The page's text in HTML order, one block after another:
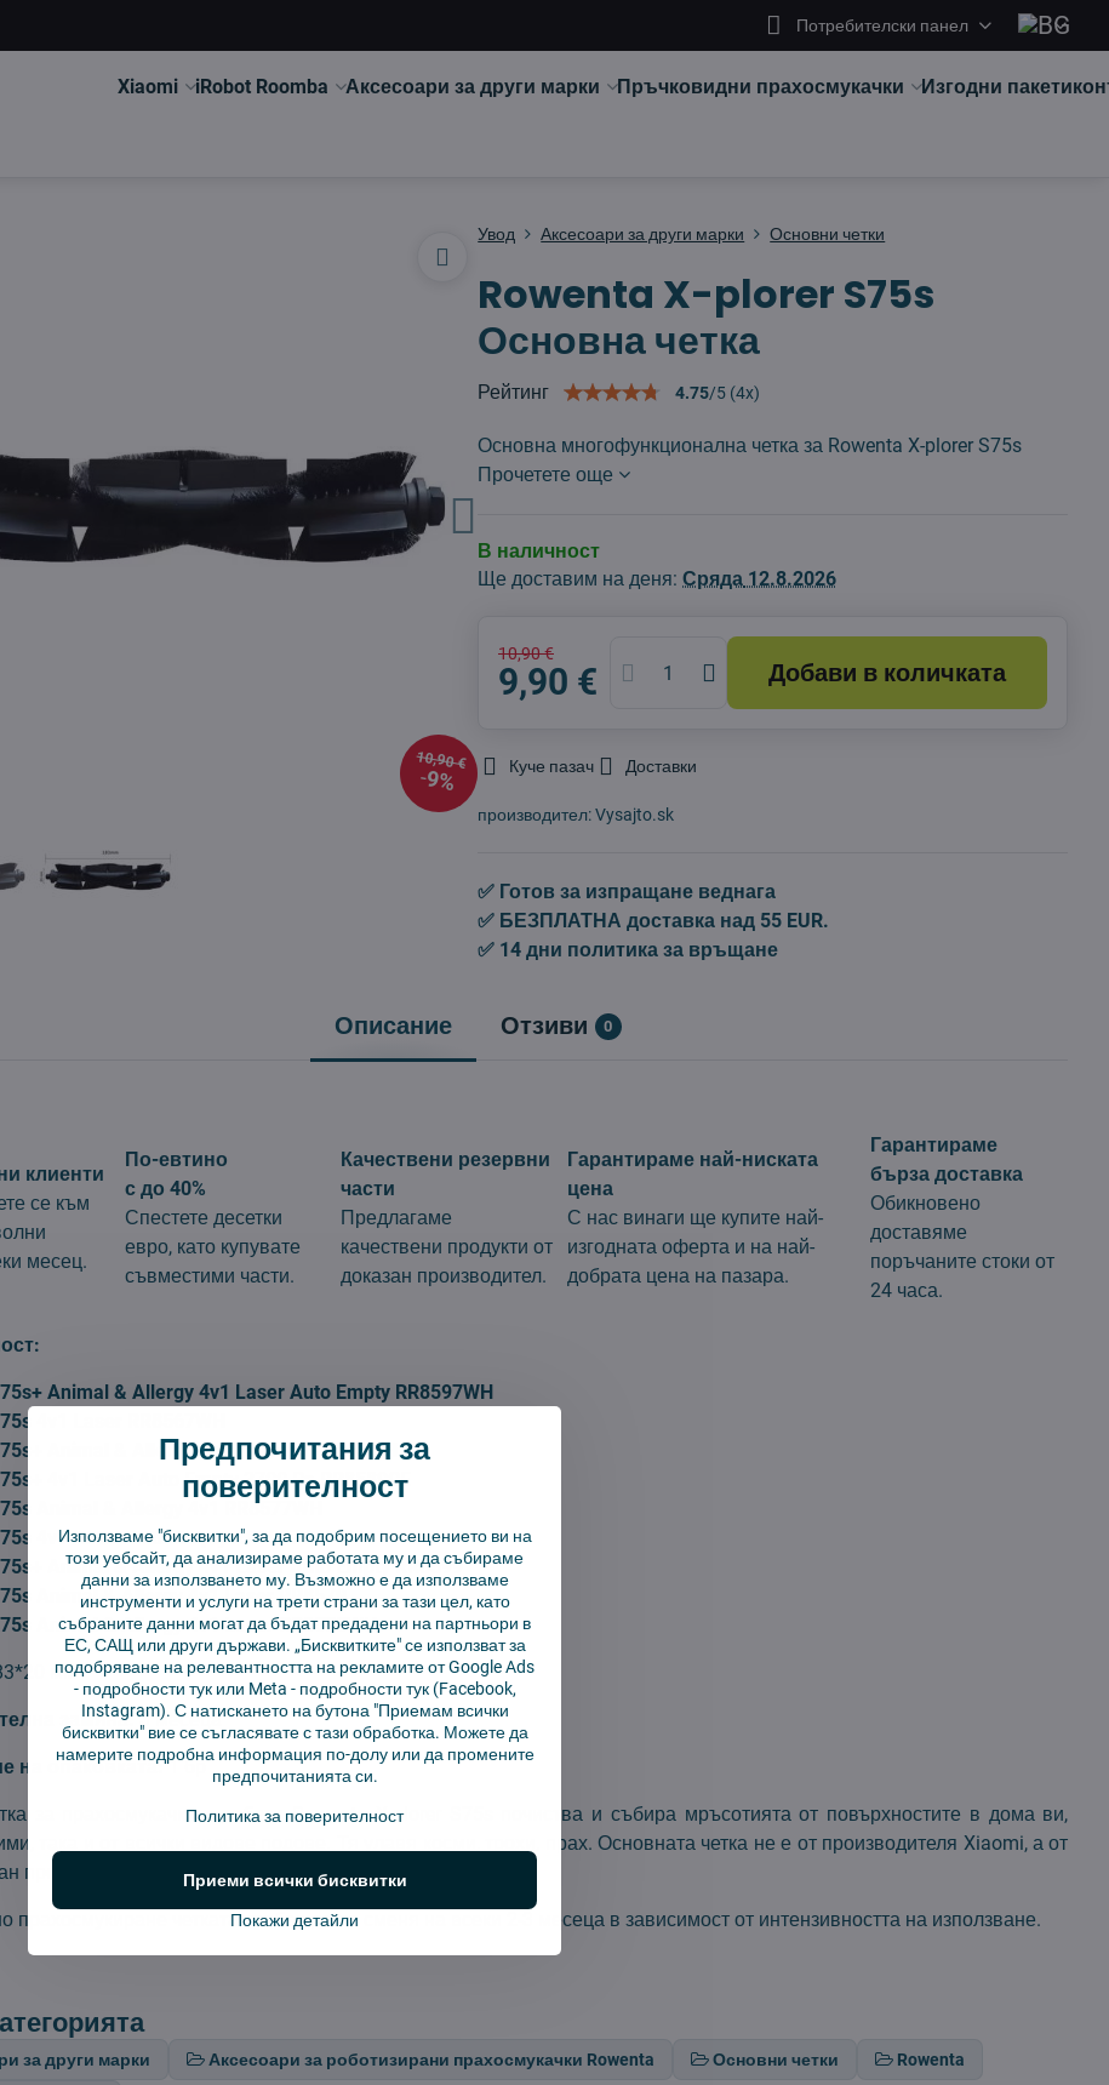
Потребителски панел
Xiaomi iRobot Roomba Аксесоари за други марки Пръчковидни прахосмукачки Изгодни пакети
10,90 €
9%
Увод Аксесоари за други марки Основни четки
Rowenta X-plorer S75s
Основна четка
Рейтинг 4.75/5 (4x)
Основна многофункционална четка за Rowenta X-plorer S75s
Прочетете още
В наличност
Ще доставим на деня:Сряда 12.8.2026
10,90 €
9,90 € Добави в количката
Куче пазач Доставки
производител:Vysajto.sk
✅ Готов за изпращане веднага
✅ БЕЗПЛАТНА доставка над 55 EUR.
✅ 14 дни политика за връщане
Описание Отзиви 0
клиенти
се към
месец.
По-евтино
с до 40%
Спестете десетки
евро, като купувате
съвместими части.
Качествени резервни
части
Предлагаме
качествени продукти от
доказан производител.
Гарантираме най-ниската
цена
С нас винаги ще купите най-
изгодната оферта и на най-
добрата цена на пазара.
Гарантираме
бърза доставка
Обикновено
доставяме
поръчаните стоки от
24 часа.
Animal & Allergy 4v1 Laser Auto Empty RR8597WH
4v1 Laser RR8567WH
Animal & Allergy 4 v 1 Laser RR8595WH
4v1 Laser Auto Empty 2700 Pa RR8589CE
Animal & Allergy 4v1 RR8577WH
4v1 Laser Auto Empty RR8587WH
Animal & Allergy 4v1 Laser Auto Empty RR8599
Animal & Allergy 4v1 Laser RR8579
Animal & Allergy 4v1 Laser RR8575WH
мм
замяна:3 месеца
на опаковката:1 бр
за прахосмукачките-роботи Rowenta X-plorer S75s почиства и събира мръсотията от повърхностите в дома ви,
така и от всички видове подове. Тя улавя косми, трохи, прах. Основната четка не е от производителя Xiaomi, а от
производител на компоненти за прахосмукачки-роботи.
прахосмукиране четката трябва да се сменя на всеки 2-3 месеца в зависимост от интензивността на използване.
за други марки Аксесоари за роботизирани прахосмукачки Rowenta Основни четки Rowenta
Предпочитания за
поверителност
Използваме "бисквитки", за да подобрим посещението ви на
този уебсайт, да анализираме работата му и да събираме
данни за използването му. Възможно е да използваме
инструменти и услуги на трети страни за тази цел, като
събраните данни могат да бъдат предадени на партньори в
ЕС, САЩ или други държави. „Бисквитките" се използват за
подобряване на релевантността на рекламите от Google Ads
- подробности тукили Meta - подробности тук(Facebook,
Instagram). С натискането на бутона "Приемам всички
бисквитки" вие се съгласявате с тази обработка. Можете да
намерите подробна информация по-долу или да промените
предпочитанията си.
Политика за поверителност
Покажи детайли
Приеми всички бисквитки